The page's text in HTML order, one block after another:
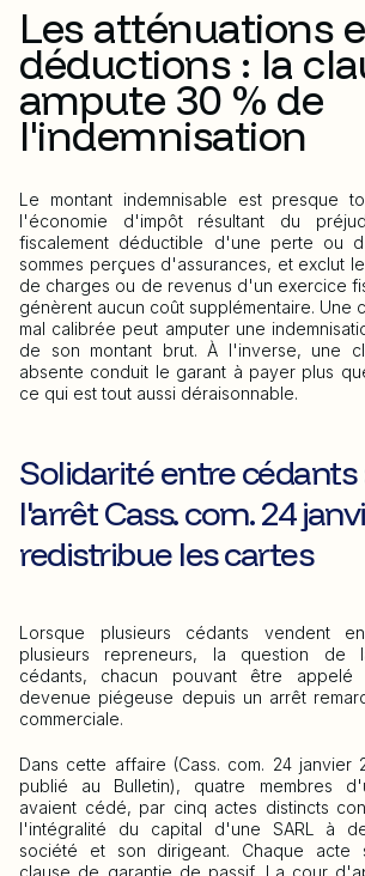
Les atténuations
déductions : la
ampute 30 % de
l'indemnisation
Le montant indemnisable est presque
l'économie d'impôt résultant du
fiscalement déductible d'une perte ou
sommes perçues d'assurances, et exclut
de charges ou de revenus d'un exercice
génèrent aucun coût supplémentaire. Une
mal calibrée peut amputer une
de son montant brut. À l'inverse, une
absente conduit le garant à payer plus
ce qui est tout aussi déraisonnable.
Solidarité entre
l'arrêt Cass. com. 24
redistribue les cartes
Lorsque plusieurs cédants vendent
plusieurs repreneurs, la question de
cédants, chacun pouvant être
devenue piégeuse depuis un arrêt
commerciale.
Dans cette affaire (Cass. com. 24 janvier
publié au Bulletin), quatre membres
avaient cédé, par cinq actes distincts
l'intégralité du capital d'une SARL à
société et son dirigeant. Chaque acte
clause de garantie de passif. La cour